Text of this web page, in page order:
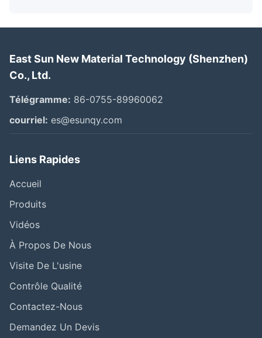
East Sun New Material Technology (Shenzhen)
Co., Ltd.
Télégramme: 86-0755-89960062
courriel: es@esunqy.com
Liens Rapides
Accueil
Produits
Vidéos
À Propos De Nous
Visite De L'usine
Contrôle Qualité
Contactez-Nous
Demandez Un Devis